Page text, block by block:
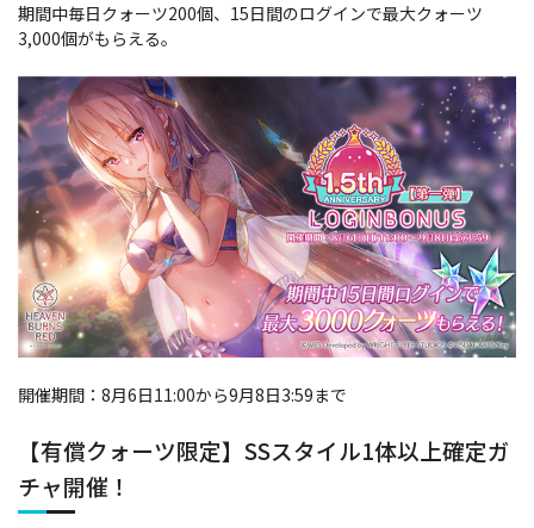
期間中毎日クォーツ200個、15日間のログインで最大クォーツ
3,000個がもらえる。
開催期間：8月6日11:00から9月8日3:59まで
【有償クォーツ限定】SSスタイル1体以上確定ガ
チャ開催！